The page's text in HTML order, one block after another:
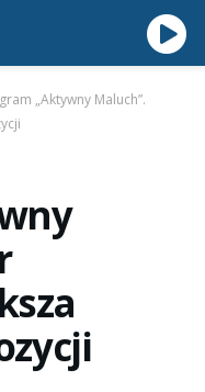
„Aktywny Maluch”.